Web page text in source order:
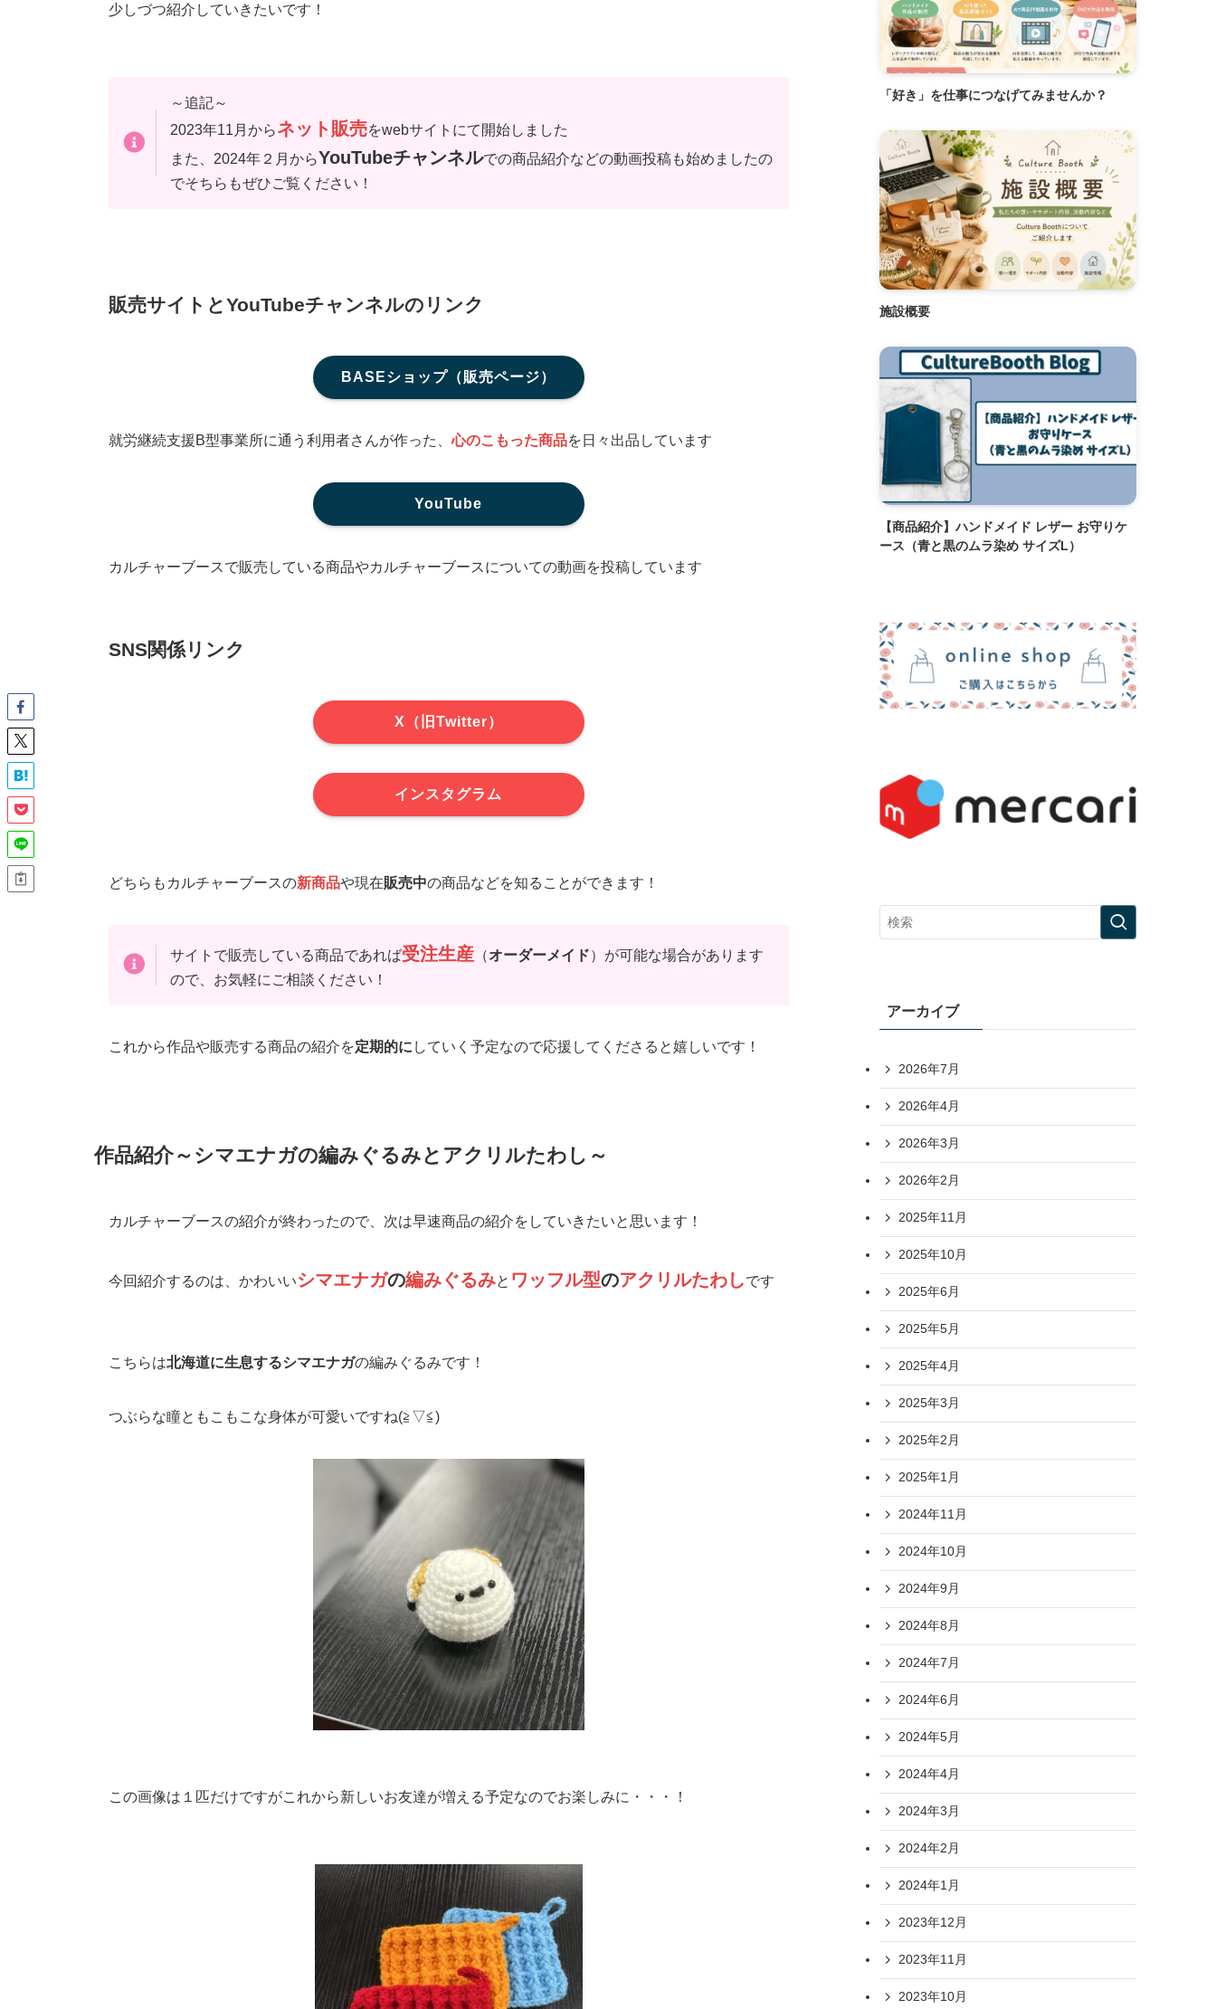
少しづつ紹介していきたいです！
～追記～
2023年11月からネット販売をwebサイトにて開始しました
また、2024年２月からYouTubeチャンネルでの商品紹介などの動画投稿も始めましたの
でそちらもぜひご覧ください！
販売サイトとYouTubeチャンネルのリンク
BASEショップ（販売ページ）
就労継続支援B型事業所に通う利用者さんが作った、心のこもった商品を日々出品しています
YouTube
カルチャーブースで販売している商品やカルチャーブースについての動画を投稿しています
SNS関係リンク
X（旧Twitter）
インスタグラム
どちらもカルチャーブースの新商品や現在販売中の商品などを知ることができます！
サイトで販売している商品であれば受注生産 （オーダーメイド）が可能な場合があります
ので、お気軽にご相談ください！
これから作品や販売する商品の紹介を定期的に していく予定なので応援してくださると嬉しいです！
作品紹介～シマエナガの編みぐるみとアクリルたわし～
カルチャーブースの紹介が終わったので、次は早速商品の紹介をしていきたいと思います！
今回紹介するのは、かわいいシマエナガの編みぐるみと ワッフル型のアクリルたわしです
こちらは北海道に生息するシマエナガの編みぐるみです！
つぶらな瞳ともこもこな身体が可愛いですね(≧▽≦)
この画像は１匹だけですがこれから新しいお友達が増える予定なのでお楽しみに・・・！
「好き」を仕事につなげてみませんか？
施設概要
【商品紹介】ハンドメイド レザー お守りケ
ース（青と黒のムラ染め サイズL）
アーカイブ
2026年7月
2026年4月
2026年3月
2026年2月
2025年11月
2025年10月
2025年6月
2025年5月
2025年4月
2025年3月
2025年2月
2025年1月
2024年11月
2024年10月
2024年9月
2024年8月
2024年7月
2024年6月
2024年5月
2024年4月
2024年3月
2024年2月
2024年1月
2023年12月
2023年11月
2023年10月